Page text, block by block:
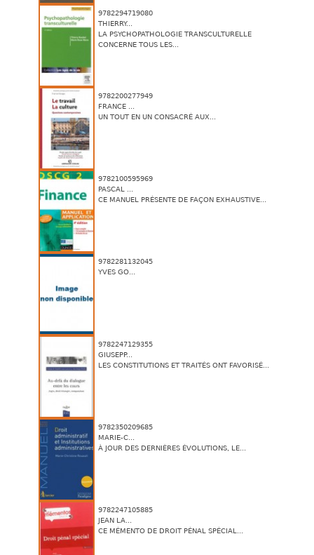
9782294719080
THIERRY...
LA PSYCHOPATHOLOGIE TRANSCULTURELLE
CONCERNE TOUS LES...
9782200277949
FRANCE ...
UN TOUT EN UN CONSACRÉ AUX...
9782100595969
PASCAL ...
CE MANUEL PRÉSENTE DE FAÇON EXHAUSTIVE...
9782281132045
YVES GO...
9782247129355
GIUSEPP...
LES CONSTITUTIONS ET TRAITÉS ONT FAVORISÉ...
9782350209685
MARIE-C...
À JOUR DES DERNIÈRES ÉVOLUTIONS, LE...
9782247105885
JEAN LA...
CE MÉMENTO DE DROIT PÉNAL SPÉCIAL...